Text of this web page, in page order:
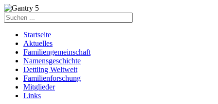
Startseite
Aktuelles
Familiengemeinschaft
Namensgeschichte
Dettling Weltweit
Familienforschung
Mitglieder
Links